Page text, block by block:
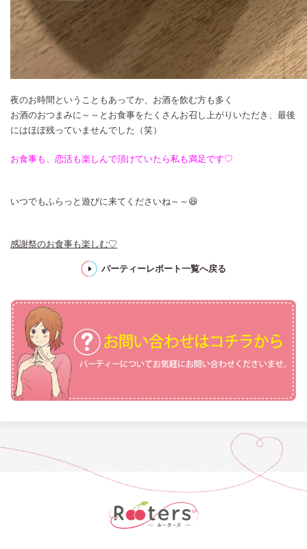
夜のお時間ということもあってか、お酒を飲む方も多く
お酒のおつまみに～～とお食事をたくさんお召し上がりいただき、最後
にはほぼ残っていませんでした（笑）
お食事も、恋活も楽しんで頂けていたら私も満足です♡
いつでもふらっと遊びに来てくださいね～～😆
感謝祭のお食事も楽しむ♡
パーティーレポート一覧へ戻る